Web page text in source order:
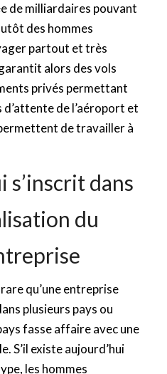
de milliardaires pouvant
des hommes
partout et très
alors des vols
privés permettant
d’attente de l’aéroport et
de travailler à
s’inscrit dans
du
qu’une entreprise
plusieurs pays ou
fasse affaire avec une
S’il existe aujourd’hui
les hommes